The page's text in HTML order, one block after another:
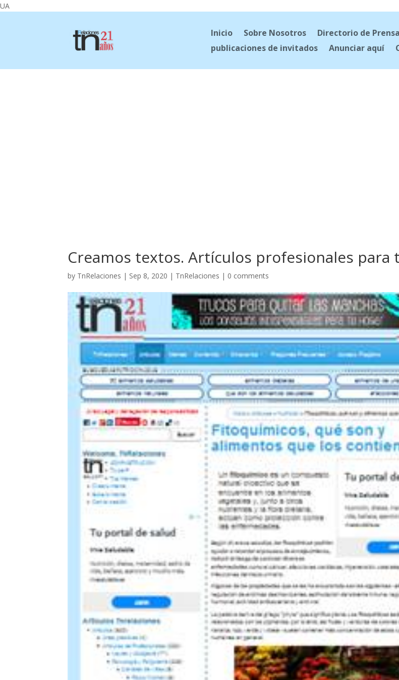
UA
Inicio Sobre Nosotros Directorio de Prensa
publicaciones de invitados
Anunciar aquí
Creamos textos. Artículos profesionales para
by TnRelaciones | Sep 8, 2020 | TnRelaciones | 0 comments